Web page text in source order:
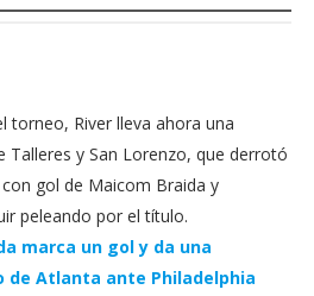
torneo, River lleva ahora una
Talleres y San Lorenzo, que derrotó
gol de Maicom Braida y
peleando por el título.
marca un gol y da una
Atlanta ante Philadelphia